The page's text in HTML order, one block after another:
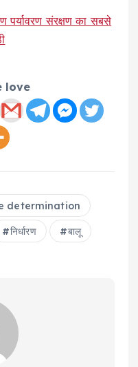
पर्यावरण संरक्षण का सबसे
love
determination
निर्धारण बालू